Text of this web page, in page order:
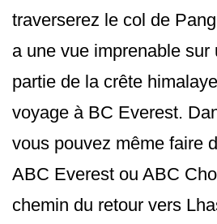
traverserez le col de
a une vue imprenable sur
partie de la crête
voyage à BC Everest.
vous pouvez même faire
ABC Everest ou ABC
chemin du retour vers